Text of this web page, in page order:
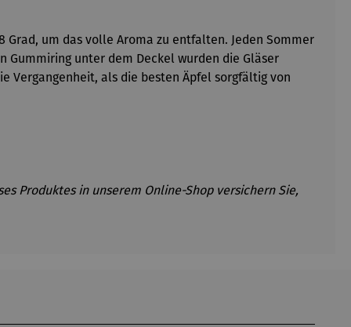
um das volle Aroma zu entfalten. Jeden Sommer
Gummiring unter dem Deckel wurden die Gläser
Vergangenheit, als die besten Äpfel sorgfältig von
Produktes in unserem Online-Shop versichern Sie,